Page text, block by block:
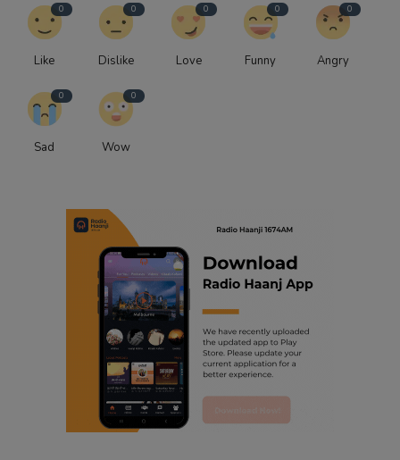
0
Like
0
Dislike
0
Love
0
Funny
0
Angry
0
Sad
0
Wow